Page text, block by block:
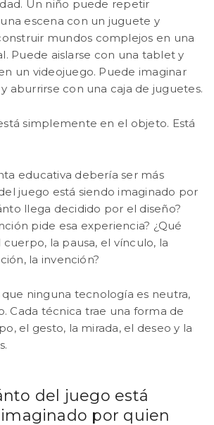
Un niño puede repetir
escena con un juguete y
mundos complejos en una
Puede aislarse con una tablet y
un videojuego. Puede imaginar
aburrirse con una caja de juguetes.
simplemente en el objeto. Está
educativa debería ser más
juego está siendo imaginado por
llega decidido por el diseño?
pide esa experiencia? ¿Qué
la pausa, el vínculo, la
la invención?
ninguna tecnología es neutra,
Cada técnica trae una forma de
el gesto, la mirada, el deseo y la
del juego está
por quien